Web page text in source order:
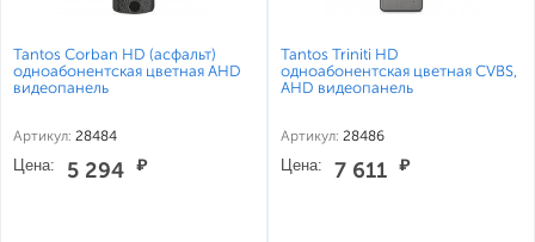
Tantos Corban HD (асфальт)
одноабонентская цветная AHD
видеопанель
Артикул: 28484
Цена: 5 294 ₽
Tantos Triniti HD
одноабонентская цветная CVBS,
AHD видеопанель
Артикул: 28486
Цена: 7 611 ₽